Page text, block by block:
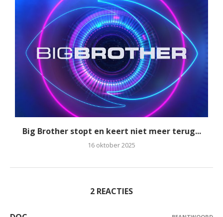
Big Brother stopt en keert niet meer terug...
16 oktober 2025
2 REACTIES